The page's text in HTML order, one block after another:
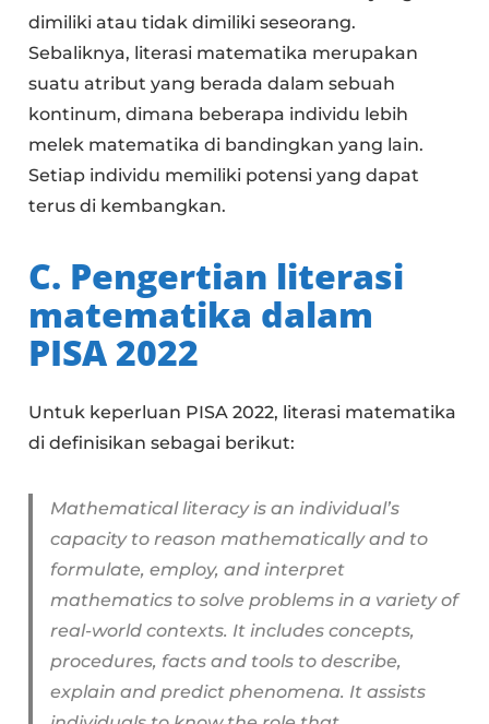
dimiliki atau tidak dimiliki seseorang.
Sebaliknya, literasi matematika merupakan
suatu atribut yang berada dalam sebuah
kontinum, dimana beberapa individu lebih
melek matematika di bandingkan yang lain.
Setiap individu memiliki potensi yang dapat
terus di kembangkan.
C. Pengertian literasi
matematika dalam
PISA 2022
Untuk keperluan PISA 2022, literasi matematika
di definisikan sebagai berikut:
Mathematical literacy is an individual’s
capacity to reason mathematically and to
formulate, employ, and interpret
mathematics to solve problems in a variety of
real-world contexts. It includes concepts,
procedures, facts and tools to describe,
explain and predict phenomena. It assists